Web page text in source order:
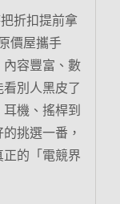
折扣提前拿
價屋攜手
內容豐富、數
別人黑皮了
機、搖桿到
挑選一番，
的「電競界